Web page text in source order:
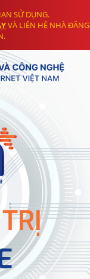
SỬ DỤNG.
VÀ LIÊN HỆ NHÀ ĐĂNG